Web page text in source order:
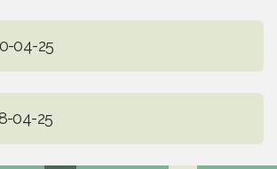
04-25
04-25